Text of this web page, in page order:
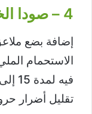
4 – صودا الخبز ودقيق الشوفان
إضافة بضع
الاستحمام
تقليل أضرار